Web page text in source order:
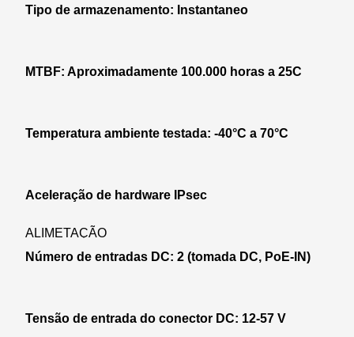
Tipo de armazenamento: Instantaneo
MTBF: Aproximadamente 100.000 horas a 25C
Temperatura ambiente testada: -40°C a 70°C
Aceleração de hardware IPsec
ALIMETAÇÃO
Número de entradas DC: 2 (tomada DC, PoE-IN)
Tensão de entrada do conector DC: 12-57 V